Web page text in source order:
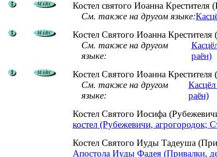
Костел святого Иоанна
См. также на другом языке:
Костел Святого Иоанна
См. также на другом
языке:
раён)
Костел Святого Иоанна
См. также на другом
языке:
раён)
Костел Святого Иосифа
костел (Рубежевичи, агрогородок;
Костел Святого Иуды Тадеуша
Апостола Иуды Фадея (Привалки,